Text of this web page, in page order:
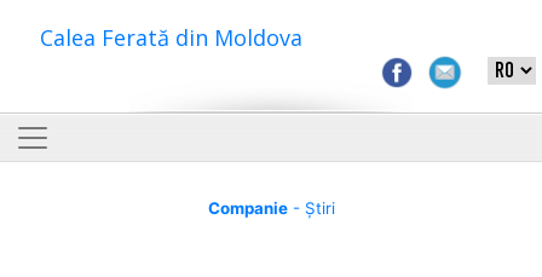
Calea Ferată din Moldova
Companie- Știri